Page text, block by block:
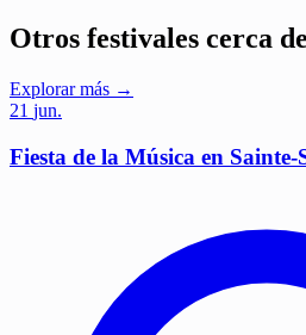
Otros festivales cerca
Explorar más →
21 jun.
Fiesta de la Música en Sainte-